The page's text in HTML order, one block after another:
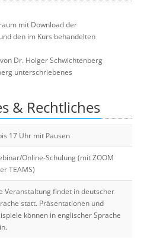
mit Download der
den im Kurs behandelten
Dr. Holger Schwichtenberg
unterschriebenes
& Rechtliches
17 Uhr mit Pausen
Online-Schulung (mit ZOOM
TEAMS)
Veranstaltung findet in deutscher
statt. Präsentationen und
können in englischer Sprache